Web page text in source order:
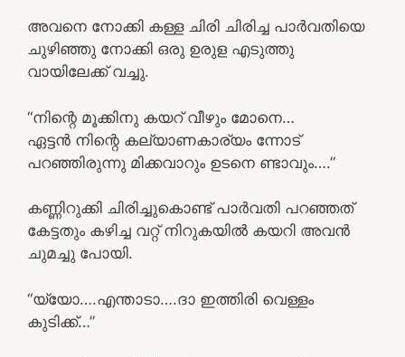
അവനെ നോക്കി കള്ള ചിരി ചിരിച്ച പാർവതിയെ
ചുഴിഞ്ഞു നോക്കി ഒരു ഉരുള എടുത്തു
വായിലേക്ക് വച്ചു.
“നിന്റെ മൂക്കിനു കയറ് വീഴും മോനെ…
ഏട്ടൻ നിന്റെ കല്യാണകാര്യം ന്നോട്
പറഞ്ഞിരുന്നു മിക്കവാറും ഉടനെ ണ്ടാവും….”
കണ്ണിറുക്കി ചിരിച്ചുകൊണ്ട് പാർവതി പറഞ്ഞത്
കേട്ടതും കഴിച്ച വറ്റ് നിറുകയിൽ കയറി അവൻ
ചുമച്ചു പോയി.
“യ്യോ….എന്താടാ….ദാ ഇത്തിരി വെള്ളം
കുടിക്ക്…”